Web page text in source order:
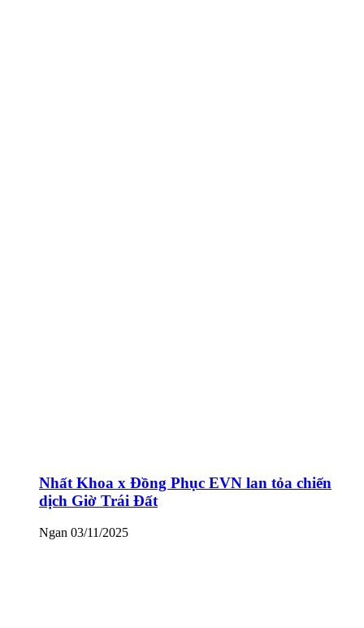
Nhất Khoa x Đồng Phục EVN lan tỏa chiến
dịch Giờ Trái Đất
Ngan 03/11/2025